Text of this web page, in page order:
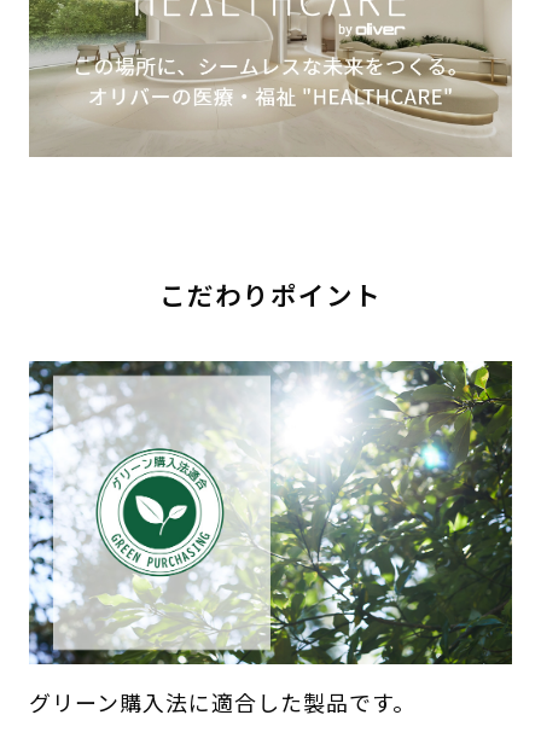
こだわりポイント
グリーン購入法に適合した製品です。